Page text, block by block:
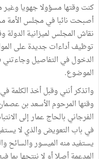
كنت وقتها مسؤولا جهويا
أصبحت نائبا في مجلس الأمة
نقاش المجلس لميزانية الدولة
توظيف أداءات جديدة على
الدخول في التفاصيل
الموضوع.
واتذكر أنني وقبل أخذ الكلمة
وقتها المرحوم الأسعد بن
الفرجاني بالحاج عمار إلى
في باب التعويض والذي لا
يستفيد منه الميسور والسائح